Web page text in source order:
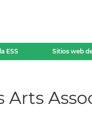
ESS Sitios web